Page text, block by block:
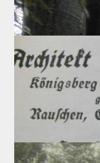
Вилла "Colle",
После
повредившего
правительство
Нойкурена
20.04.2020
Жилой дом,